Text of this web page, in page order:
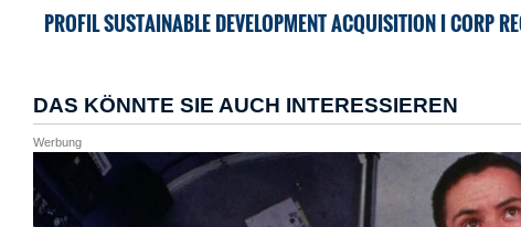
PROFIL SUSTAINABLE DEVELOPMENT ACQUISITION I CORP